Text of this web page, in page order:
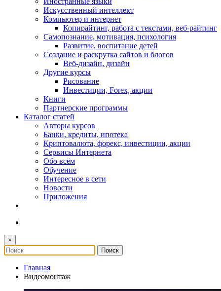
Искусственный интеллект
Компьютер и интернет
Копирайтинг, работа с текстами, веб-райтинг
Самопознание, мотивация, психология
Развитие, воспитание детей
Создание и раскрутка сайтов и блогов
Веб-дизайн, дизайн
Другие курсы
Рисование
Инвестиции, Forex, акции
Книги
Партнерские программы
Каталог статей
Авторы курсов
Банки, кредиты, ипотека
Криптовалюта, форекс, инвестиции, акции
Сервисы Интернета
Обо всём
Обучение
Интересное в сети
Новости
Приложения
×
Главная
Видеомонтаж